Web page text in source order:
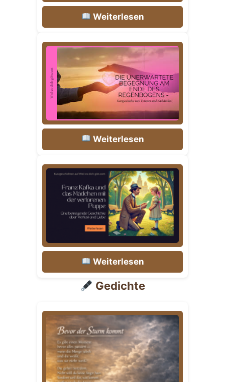
Weiterlesen
Weiterlesen
Weiterlesen
Gedichte